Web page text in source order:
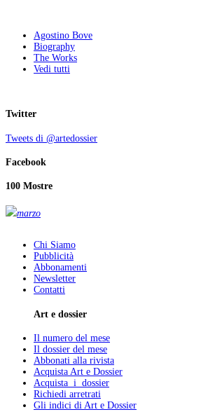
Agostino Bove
Biography
The Works
Vedi tutti
Twitter
Tweets di @artedossier
Facebook
100 Mostre
marzo
Chi Siamo
Pubblicità
Abbonamenti
Newsletter
Contatti
Art e dossier
Il numero del mese
Il dossier del mese
Abbonati alla rivista
Acquista Art e Dossier
Acquista i dossier
Richiedi arretrati
Gli indici di Art e Dossier